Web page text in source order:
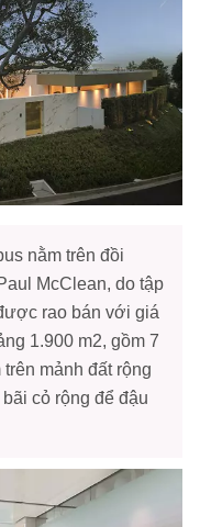
nằm trên đồi
McClean, do tập
rao bán với giá
1.900 m2, gồm 7
mảnh đất rộng
cỏ rộng để đậu